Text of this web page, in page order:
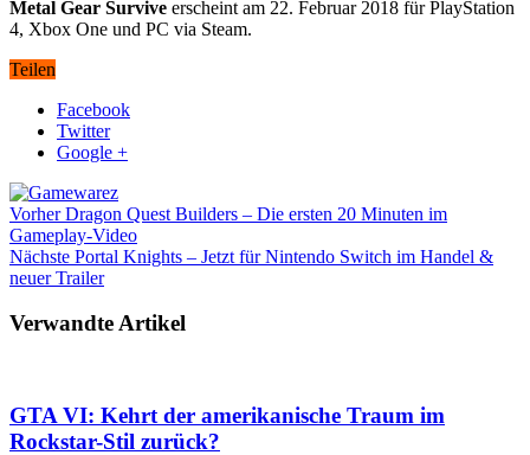
Metal Gear Survive erscheint am 22. Februar 2018 für PlayStation
4, Xbox One und PC via Steam.
Teilen
Facebook
Twitter
Google +
VorherDragon Quest Builders – Die ersten 20 Minuten im
Gameplay-Video
Nächste Portal Knights – Jetzt für Nintendo Switch im Handel &
neuer Trailer
Verwandte Artikel
GTA VI: Kehrt der amerikanische Traum im
Rockstar-Stil zurück?